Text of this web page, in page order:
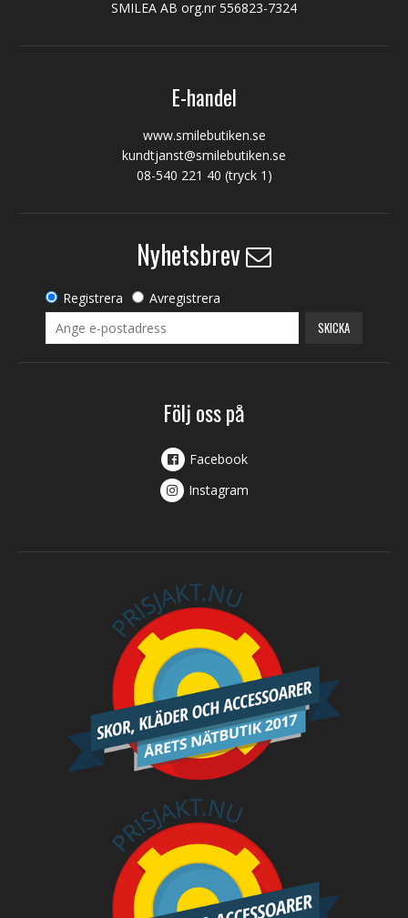
SMILEA AB org.nr 556823-7324
E-handel
www.smilebutiken.se
kundtjanst@smilebutiken.se
08-540 221 40 (tryck 1)
Nyhetsbrev
Registrera Avregistrera
SKICKA
Följ oss på
Facebook
Instagram